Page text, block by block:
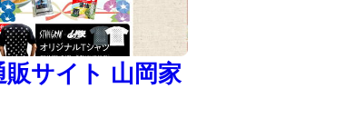
販サイト 山岡家